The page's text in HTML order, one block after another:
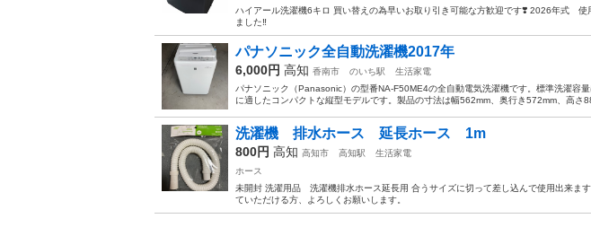
ハイアール洗濯機6キロ 買い替えの為早いお取り引き可能な方歓迎です❣️ 2026年式 使
ました‼️
パナソニック全自動洗濯機2017年
6,000円 高知 香南市 のいち駅
生活家電
パナソニック（Panasonic）の型番NA-F50ME4の全自動電気洗濯機です。標準洗濯容
に適したコンパクトな縦型モデルです。製品の寸法は幅562mm、奥行き572mm、高さ
洗濯機 排水ホース 延長ホース 1m
800円 高知 高知市 高知駅
生活家電
ホース
未開封 洗濯用品 洗濯機排水ホース延長用 合うサイズに切って差し込んで使用出来ま
ていただける方、よろしくお願いします。